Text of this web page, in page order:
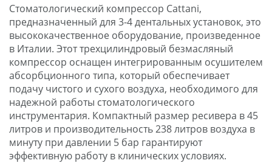
Стоматологический компрессор Cattani,
предназначенный для 3-4 дентальных установок, это
высококачественное оборудование, произведенное
в Италии. Этот трехцилиндровый безмасляный
компрессор оснащен интегрированным осушителем
абсорбционного типа, который обеспечивает
подачу чистого и сухого воздуха, необходимого для
надежной работы стоматологического
инструментария. Компактный размер ресивера в 45
литров и производительность 238 литров воздуха в
минуту при давлении 5 бар гарантируют
эффективную работу в клинических условиях.